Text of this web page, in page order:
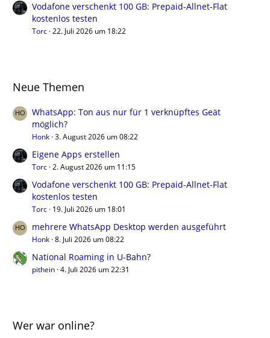
Vodafone verschenkt 100 GB: Prepaid-Allnet-Flat
kostenlos testen
Torc 22. Juli 2026 um 18:22
Neue Themen
WhatsApp: Ton aus nur für 1 verknüpftes Geät
möglich?
Honk 3. August 2026 um 08:22
Eigene Apps erstellen
Torc 2. August 2026 um 11:15
Vodafone verschenkt 100 GB: Prepaid-Allnet-Flat
kostenlos testen
Torc 19. Juli 2026 um 18:01
mehrere WhatsApp Desktop werden ausgeführt
Honk 8. Juli 2026 um 08:22
National Roaming in U-Bahn?
pithein 4. Juli 2026 um 22:31
Wer war online?